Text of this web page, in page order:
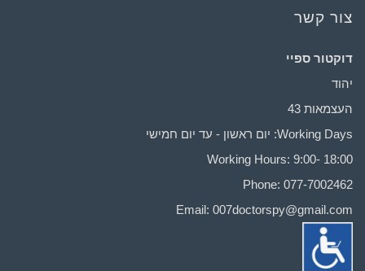
צור קשר
דוקטור ספיי
יהוד
העצמאות 43
Working Days: יום ראשון - עד יום חמישי
Working Hours: 9:00- 18:00
Phone: 077-7002462
Email: 007doctorspy@gmail.com